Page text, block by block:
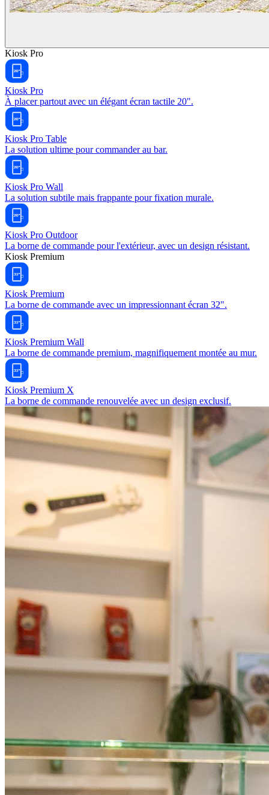
Kiosk Pro
Kiosk Pro
À placer partout avec un élégant écran tactile 20".
Kiosk Pro Table
La solution ultime pour commander au bar.
Kiosk Pro Wall
La solution subtile mais frappante pour fixation murale.
Kiosk Pro Outdoor
La borne de commande pour l'extérieur, avec un design résistant.
Kiosk Premium
Kiosk Premium
La borne de commande avec un impressionnant écran 32".
Kiosk Premium Wall
La borne de commande premium, magnifiquement montée au mur.
Kiosk Premium X
La borne de commande renouvelée avec un design exclusif.